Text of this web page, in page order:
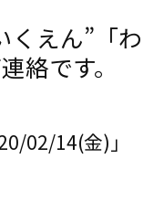
くえん”「わ
絡です。
02/14(金)」